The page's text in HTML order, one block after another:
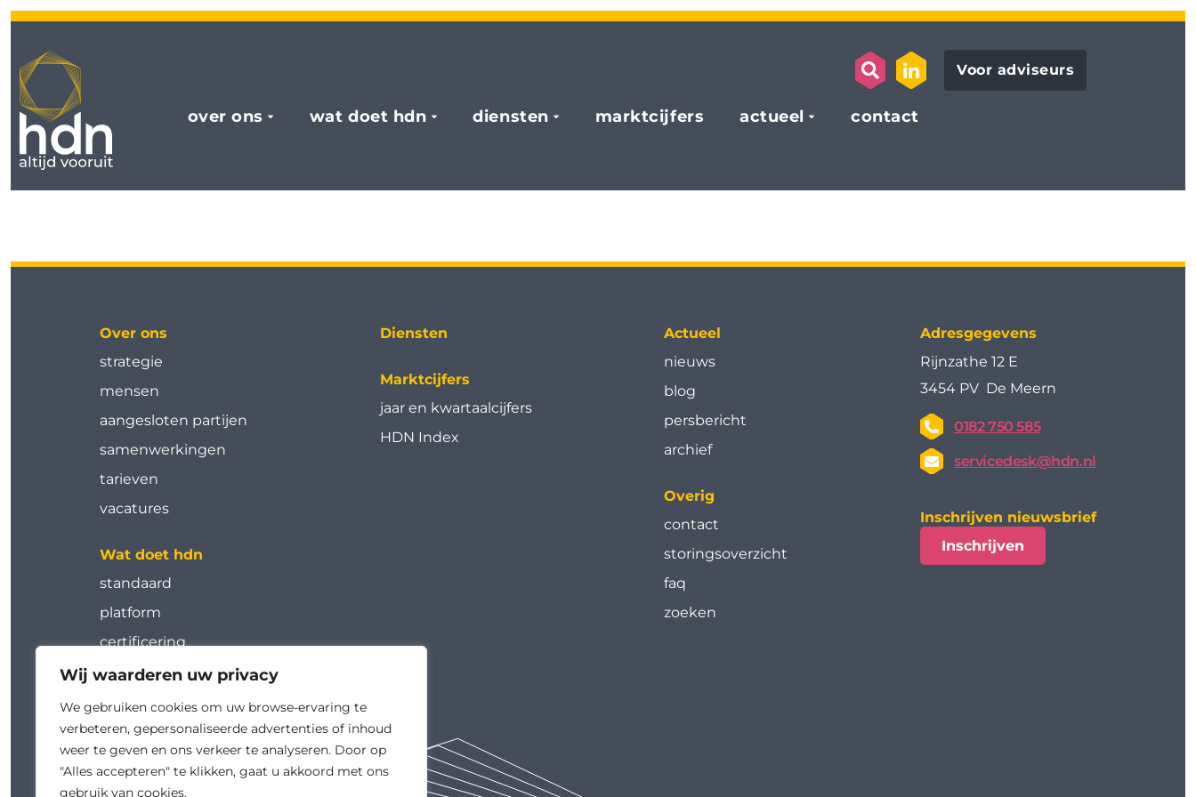
Wij waarderen uw privacy
We gebruiken cookies om uw browse-ervaring te
verbeteren, gepersonaliseerde advertenties of inhoud
weer te geven en ons verkeer te analyseren. Door op
"Alles accepteren" te klikken, gaat u akkoord met ons
gebruik van cookies.
over ons wat doet hdn diensten marktcijfers actueel contact
search opener
link to the linkedin page
Voor adviseurs
Over ons
strategie
mensen
aangesloten partijen
samenwerkingen
tarieven
vacatures
Wat doet hdn
standaard
platform
certificering
tools
werkgroepen
kalender
academy
Diensten
Marktcijfers
jaar en kwartaal­cijfers
HDN Index
Actueel
nieuws
blog
persbericht
archief
Overig
contact
storingsoverzicht
faq
zoeken
Adresgegevens
Rijnzathe 12 E
3454 PV De Meern
0182 750 585
servicedesk@hdn.nl
Inschrijven nieuwsbrief
Inschrijven